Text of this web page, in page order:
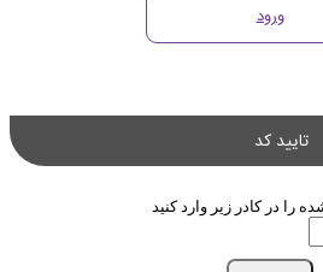
ورود
تایید کد
را در کادر زیر وارد کنید